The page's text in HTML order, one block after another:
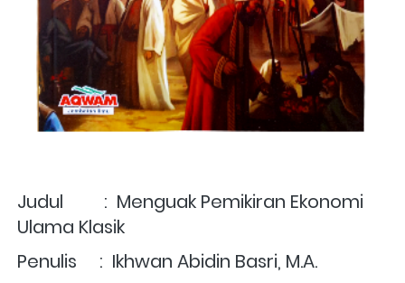
Judul         : Menguak Pemikiran Ekonomi
Ulama Klasik
Penulis     : Ikhwan Abidin Basri, M.A.